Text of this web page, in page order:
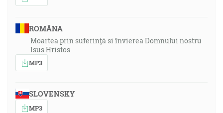
ROMÂNA
Moartea prin suferință si învierea Domnului nostru
Isus Hristos
MP3
SLOVENSKY
MP3